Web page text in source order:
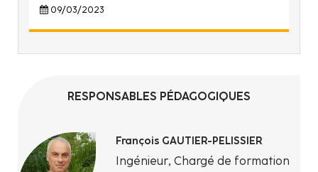
09/03/2023
RESPONSABLES PÉDAGOGIQUES
François GAUTIER-PELISSIER
Ingénieur, Chargé de formation